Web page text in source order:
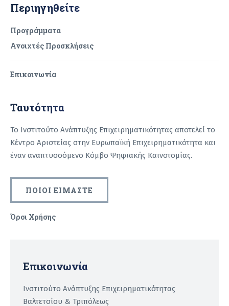
Περιηγηθείτε
Προγράμματα
Ανοιχτές Προσκλήσεις
Επικοινωνία
Ταυτότητα
Το Ινστιτούτο Ανάπτυξης Επιχειρηματικότητας αποτελεί το
Κέντρο Αριστείας στην Ευρωπαϊκή Επιχειρηματικότητα και
έναν αναπτυσσόμενο Κόμβο Ψηφιακής Καινοτομίας.
ΠΟΙΟΙ ΕΙΜΑΣΤΕ
Όροι Χρήσης
Επικοινωνία
Ινστιτούτο Ανάπτυξης Επιχειρηματικότητας
Βαλτετσίου & Τριπόλεως